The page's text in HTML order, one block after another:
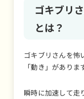
ゴキブリ
とは？
ゴキブリさんを怖
「動き」がありま
瞬時に加速して走